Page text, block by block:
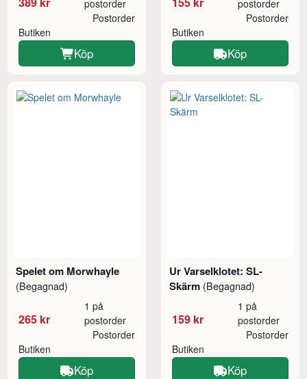
postorder
Butiken
Postorder
Köp
postorder
Butiken
Postorder
Köp
Spelet om Morwhayle
(Begagnad)
265 kr
1 på
postorder
Butiken
Postorder
Köp
Ur Varselklotet: SL-
Skärm (Begagnad)
159 kr
1 på
postorder
Butiken
Postorder
Köp